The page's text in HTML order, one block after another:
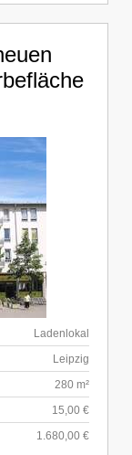
Ladenlokal
Leipzig
280 m²
15,00 €
1.680,00 €